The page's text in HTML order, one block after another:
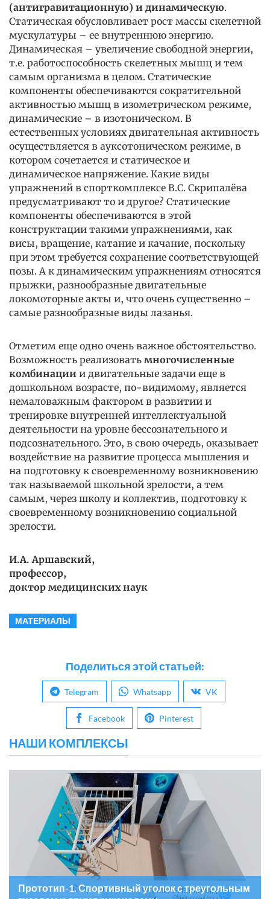
(антигравитационную) и динамическую.
Статическая обусловливает рост массы скелетной
мускулатуры – ее внутреннюю энергию.
Динамическая – увеличение свободной энергии,
т.е. работоспособность скелетных мышц и тем
самым организма в целом. Статические
компоненты обеспечиваются сократительной
активностью мышц в изометрическом режиме,
динамические – в изотоническом. В
естественных условиях двигательная активность
осуществляется в ауксотоническом режиме, в
котором сочетается и статическое и
динамическое напряжение. Какие виды
упражнений в спорткомплексе В.С. Скрипалёва
предусматривают то и другое? Статические
компоненты обеспечиваются в этой
конструктации такими упражнениями, как
висы, вращение, катание и качание, поскольку
при этом требуется сохранение соответствующей
позы. А к динамическим упражнениям относятся
прыжки, разнообразные двигательные
локомоторные акты и, что очень существенно –
самые разнообразные виды лазанья.
Отметим еще одно очень важное обстоятельство.
Возможность реализовать многочисленные
комбинации и двигательные задачи еще в
дошкольном возрасте, по-видимому, является
немаловажным фактором в развитии и
тренировке внутренней интеллектуальной
деятельности на уровне бессознательного и
подсознательного. Это, в свою очередь, оказывает
воздействие на развитие процесса мышления и
на подготовку к своевременному возникновению
так называемой школьной зрелости, а тем
самым, через школу и коллектив, подготовку к
своевременному возникновению социальной
зрелости.
И.А. Аршавский,
профессор,
доктор медицинских наук
МАТЕРИАЛЫ
Поделиться этой статьей:
Telegram Whatsapp VK
Facebook Pinterest
НАШИ КОМПЛЕКСЫ
Прототип-1. Спортивный уголок с треугольным